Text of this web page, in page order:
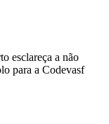
esclareça a não
para a Codevasf